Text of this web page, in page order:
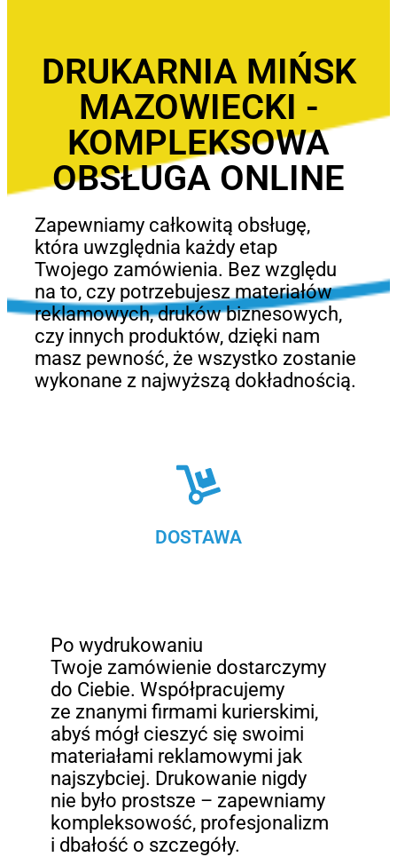
DRUKARNIA MIŃSK
MAZOWIECKI -
KOMPLEKSOWA
OBSŁUGA ONLINE
Zapewniamy całkowitą obsługę,
która uwzględnia każdy etap
Twojego zamówienia. Bez względu
na to, czy potrzebujesz materiałów
reklamowych, druków biznesowych,
czy innych produktów, dzięki nam
masz pewność, że wszystko zostanie
wykonane z najwyższą dokładnością.
DOSTAWA
Po wydrukowaniu
Twoje zamówienie dostarczymy
do Ciebie. Współpracujemy
ze znanymi firmami kurierskimi,
abyś mógł cieszyć się swoimi
materiałami reklamowymi jak
najszybciej. Drukowanie nigdy
nie było prostsze – zapewniamy
kompleksowość, profesjonalizm
i dbałość o szczegóły.